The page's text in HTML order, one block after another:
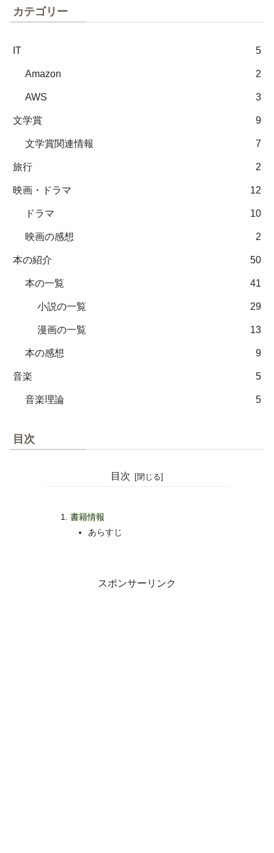
カテゴリー
IT 5
Amazon 2
AWS 3
文学賞 9
文学賞関連情報 7
旅行 2
映画・ドラマ 12
ドラマ 10
映画の感想 2
本の紹介 50
本の一覧 41
小説の一覧 29
漫画の一覧 13
本の感想 9
音楽 5
音楽理論 5
目次
目次
書籍情報
あらすじ
スポンサーリンク